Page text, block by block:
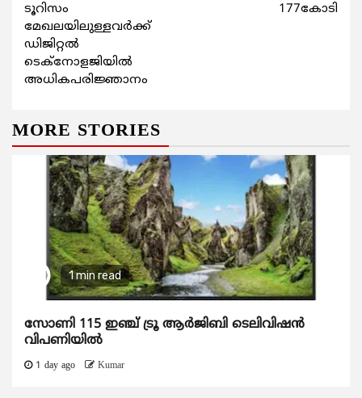
ടൂറിസം
മേഖലയിലുള്ളവർക്ക്
ഡിജിറ്റല്‍
ടെക്നോളജിയിൽ
അധികപരിജ്ഞാനം
177കോടി
MORE STORIES
1 min read
സോണി 115 ഇഞ്ച് ട്രൂ ആർജിബി ടെലിവിഷൻ
വിപണിയിൽ
1 day ago Kumar